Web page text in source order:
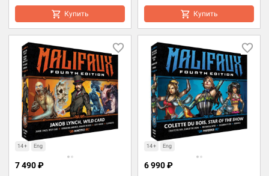
Купить Купить
14+ Eng
7 490 ₽
14+ Eng
6 990 ₽